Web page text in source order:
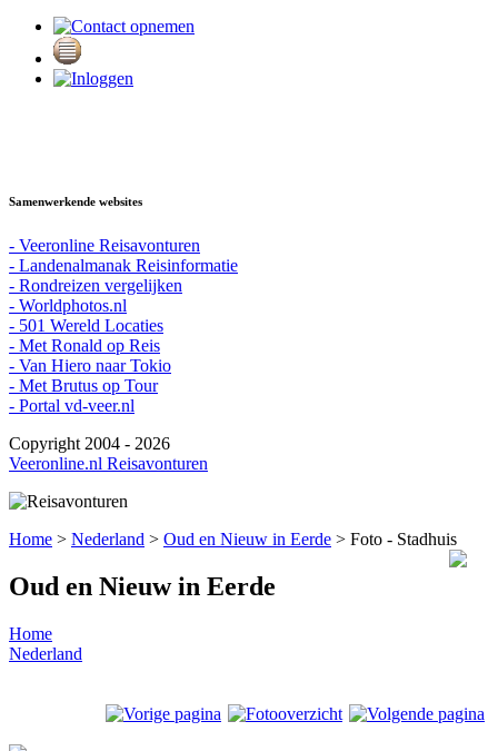
Samenwerkende websites
- Veeronline Reisavonturen
- Landenalmanak Reisinformatie
- Rondreizen vergelijken
- Worldphotos.nl
- 501 Wereld Locaties
- Met Ronald op Reis
- Van Hiero naar Tokio
- Met Brutus op Tour
- Portal vd-veer.nl
Copyright 2004 - 2026
Veeronline.nl Reisavonturen
Home > Nederland > Oud en Nieuw in Eerde > Foto - Stadhuis
Oud en Nieuw in Eerde
Home
Nederland